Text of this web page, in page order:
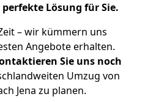
Lösung für Sie.
– wir kümmern uns
Angebote erhalten.
Sie uns noch
Umzug von
Jena zu planen.